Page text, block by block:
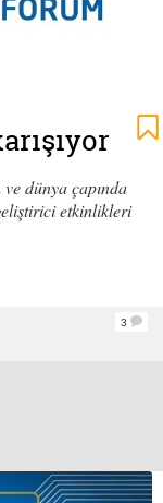
dünya çapında
etkinlikleri
3